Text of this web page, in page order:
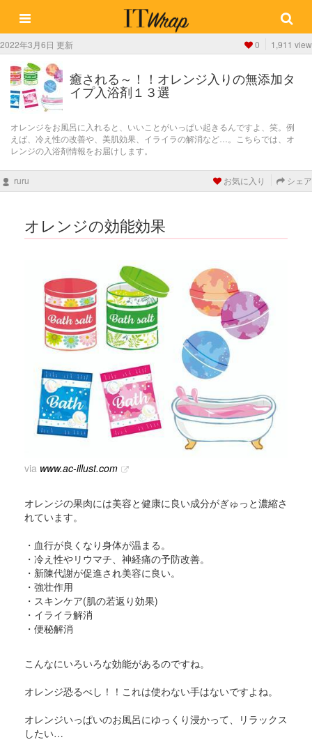
2022年3月6日 更新 0 1,911 view
癒される～！！オレンジ入りの無添加タ
イプ入浴剤１３選
オレンジをお風呂に入れると、いいことがいっぱい起きるんですよ、笑。例
えば、冷え性の改善や、美肌効果、イライラの解消など…。こちらでは、オ
レンジの入浴剤情報をお届けします。
ruru お気に入り シェア
オレンジの効能効果
via www.ac-illust.com
オレンジの果肉には美容と健康に良い成分がぎゅっと濃縮さ
れています。
・血行が良くなり身体が温まる。
・冷え性やリウマチ、神経痛の予防改善。
・新陳代謝が促進され美容に良い。
・強壮作用
・スキンケア(肌の若返り効果)
・イライラ解消
・便秘解消
こんなにいろいろな効能があるのですね。
オレンジ恐るべし！！これは使わない手はないですよね。
オレンジいっぱいのお風呂にゆっくり浸かって、リラックス
したい…